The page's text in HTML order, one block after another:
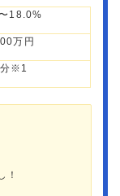
18.0%
万円
※1
！